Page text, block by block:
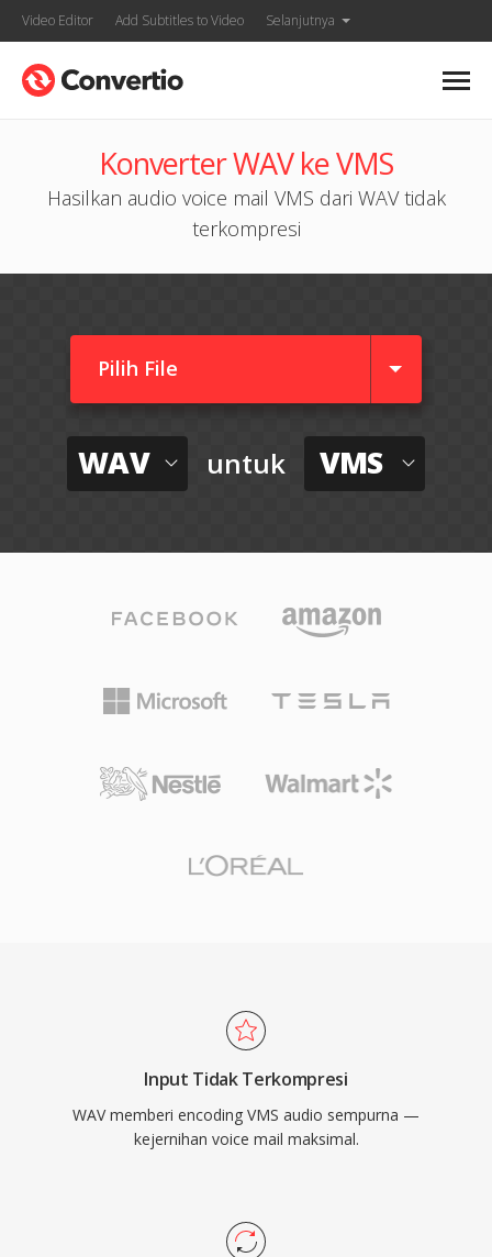
Video Editor Add Subtitles to Video Selanjutnya
Konverter WAV ke VMS
Hasilkan audio voice mail VMS dari WAV tidak
terkompresi
Pilih File
WAV untuk VMS
Input Tidak Terkompresi
WAV memberi encoding VMS audio sempurna —
kejernihan voice mail maksimal.